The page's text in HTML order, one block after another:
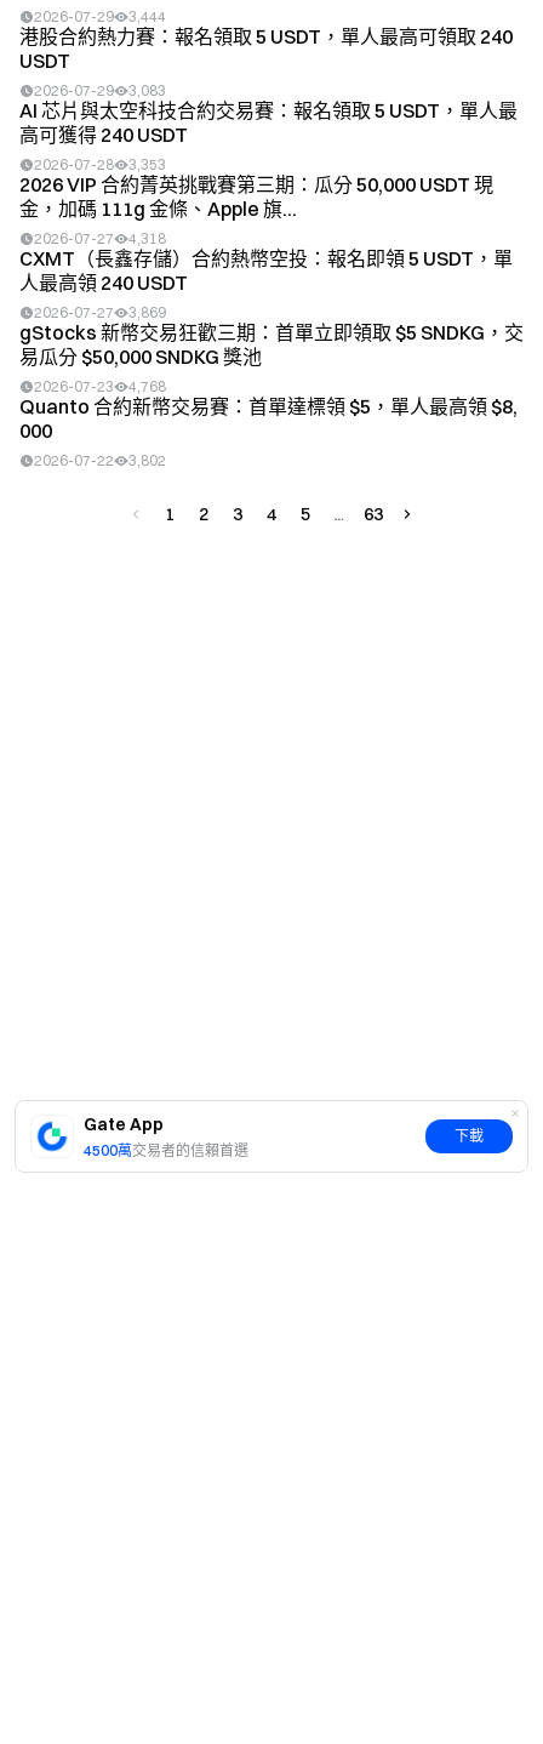
Gate App
4500萬交易者的信賴首選
下載
2026-07-29 3,444
港股合約熱力賽：報名領取 5 USDT，單人最高可領取 240
USDT
2026-07-29 3,083
AI 芯片與太空科技合約交易賽：報名領取 5 USDT，單人最
高可獲得 240 USDT
2026-07-28 3,353
2026 VIP 合約菁英挑戰賽第三期：瓜分 50,000 USDT 現
金，加碼 111g 金條、Apple 旗...
2026-07-27 4,318
CXMT（長鑫存儲）合約熱幣空投：報名即領 5 USDT，單
人最高領 240 USDT
2026-07-27 3,869
gStocks 新幣交易狂歡三期：首單立即領取 $5 SNDKG，交
易瓜分 $50,000 SNDKG 獎池
2026-07-23 4,768
Quanto 合約新幣交易賽：首單達標領 $5，單人最高領 $8,
000
2026-07-22 3,802
1 2 3 4 5 63